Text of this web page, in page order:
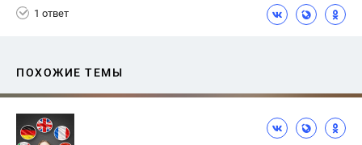
1 ответ
ПОХОЖИЕ ТЕМЫ